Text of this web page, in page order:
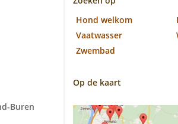
Buren
Hond welkom
Vaatwasser
Zwembad
Op de kaart